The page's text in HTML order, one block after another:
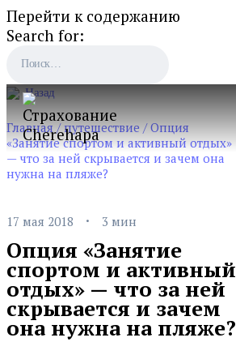
Перейти к содержанию
Search for:
Назад
Главная/путешествие/Опция
«Занятие спортом и активный отдых»
— что за ней скрывается и зачем она
нужна на пляже?
17 мая 2018 · 3 мин
Опция «Занятие
спортом и активный
отдых» — что за ней
скрывается и зачем
она нужна на пляже?